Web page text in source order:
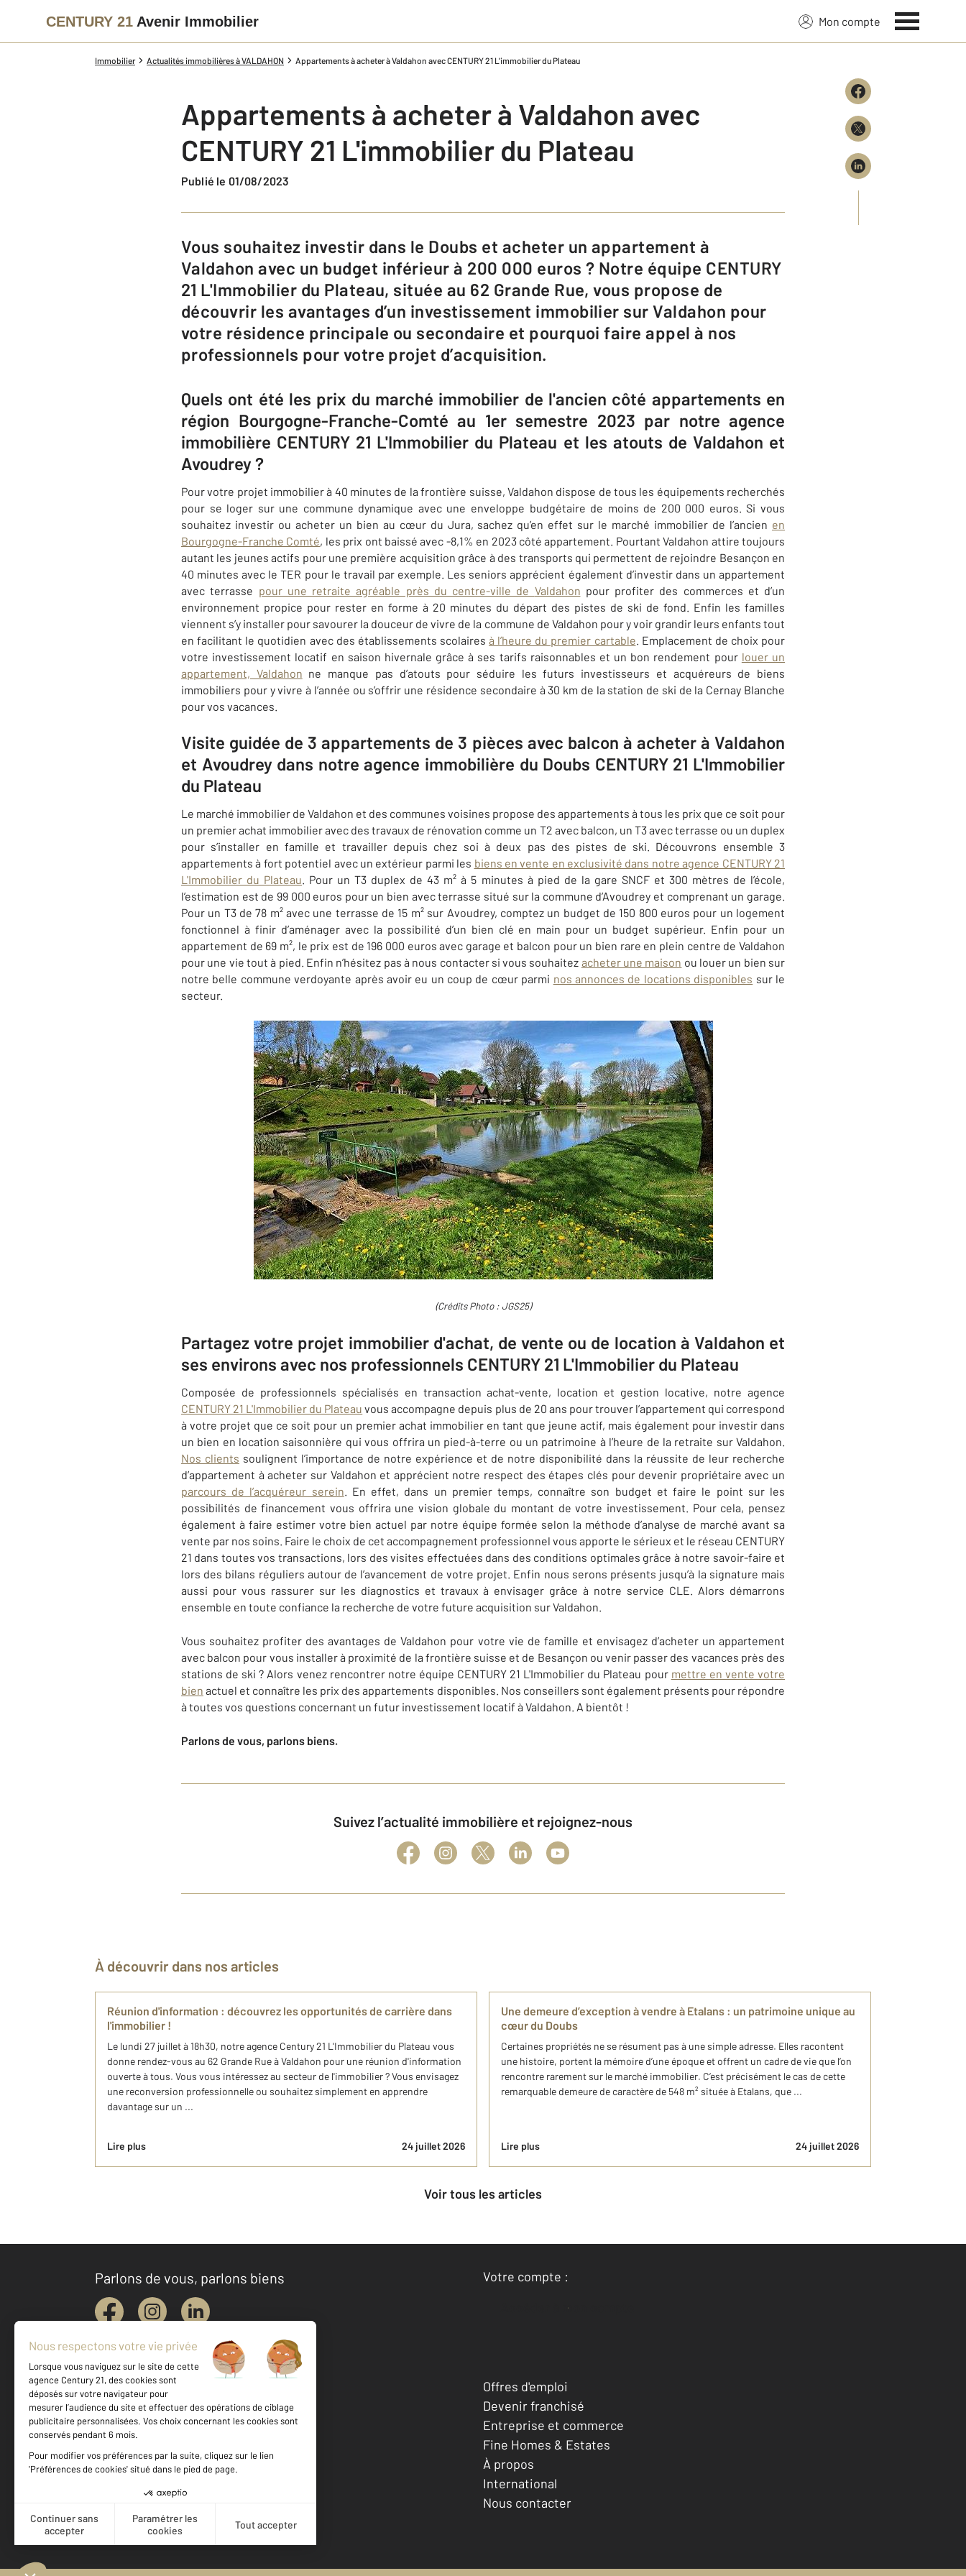
CENTURY 21 Avenir Immobilier Mon compte
Immobilier Actualités immobilières à VALDAHON Appartements à acheter à Valdahon avec CENTURY 21 L'immobilier du Plateau
Appartements à acheter à Valdahon avec
CENTURY 21 L'immobilier du Plateau
Publié le 01/08/2023
Vous souhaitez investir dans le Doubs et acheter un appartement à
Valdahon avec un budget inférieur à 200 000 euros ? Notre équipe CENTURY
21 L'Immobilier du Plateau, située au 62 Grande Rue, vous propose de
découvrir les avantages d’un investissement immobilier sur Valdahon pour
votre résidence principale ou secondaire et pourquoi faire appel à nos
professionnels pour votre projet d’acquisition.
Quels ont été les prix du marché immobilier de l'ancien côté appartements en
région Bourgogne-Franche-Comté au 1er semestre 2023 par notre agence
immobilière CENTURY 21 L'Immobilier du Plateau et les atouts de Valdahon et
Avoudrey ?
Pour votre projet immobilier à 40 minutes de la frontière suisse, Valdahon dispose de tous les équipements recherchés
pour se loger sur une commune dynamique avec une enveloppe budgétaire de moins de 200 000 euros. Si vous
souhaitez investir ou acheter un bien au cœur du Jura, sachez qu’en effet sur le marché immobilier de l’ancien en
Bourgogne-Franche Comté, les prix ont baissé avec -8,1% en 2023 côté appartement. PourtantValdahon attire toujours
autant les jeunes actifs pour une première acquisition grâce à des transports qui permettent de rejoindre Besançon en
40 minutes avec le TER pour le travail par exemple. Les seniors apprécient également d’investir dans un appartement
avec terrasse pour une retraite agréable près du centre-ville de Valdahon pour profiter des commerces et d’un
environnement propice pour rester en forme à 20 minutes du départ des pistes de ski de fond. Enfin les familles
viennent s’y installer pour savourer la douceur de vivre de la commune de Valdahon pour y voir grandir leurs enfants tout
en facilitant le quotidien avec des établissements scolaires à l’heure du premier cartable. Emplacement de choix pour
votre investissement locatif en saison hivernale grâce à ses tarifs raisonnables et un bon rendement pour louer un
appartement, Valdahon ne manque pas d’atouts pour séduire les futurs investisseurs et acquéreurs de biens
immobiliers pour y vivre à l’année ou s’offrir une résidence secondaire à 30 km de la station de ski de la Cernay Blanche
pour vos vacances.
Visite guidée de 3 appartements de 3 pièces avec balcon à acheter à Valdahon
et Avoudrey dans notre agence immobilière du Doubs CENTURY 21 L'Immobilier
du Plateau
Le marché immobilier de Valdahon et des communes voisines propose des appartements à tous les prix que ce soit pour
un premier achat immobilier avec des travaux de rénovation comme un T2 avec balcon, un T3 avec terrasse ou un duplex
pour s’installer en famille et travailler depuis chez soi à deux pas des pistes de ski. Découvrons ensemble 3
appartements à fort potentiel avec un extérieur parmi les biens en vente en exclusivité dans notre agence CENTURY 21
L'Immobilier du Plateau. Pour un T3 duplex de 43 m² à 5 minutes à pied de la gare SNCF et 300 mètres de l’école,
l’estimation est de 99 000 euros pour un bien avec terrasse situé sur la commune d’Avoudrey et comprenant un garage.
Pour un T3 de 78 m² avec une terrasse de 15 m² sur Avoudrey, comptez un budget de 150 800 euros pour un logement
fonctionnel à finir d’aménager avec la possibilité d’un bien clé en main pour un budget supérieur. Enfin pour un
appartement de 69 m², le prix est de 196 000 euros avec garage et balcon pour un bien rare en plein centre de Valdahon
pour une vie tout à pied. Enfin n’hésitez pas à nous contacter si vous souhaitez acheter une maison ou louer un bien sur
notre belle commune verdoyante après avoir eu un coup de cœur parmi nos annonces de locations disponibles sur le
secteur.
(Crédits Photo : JGS25)
Partagez votre projet immobilier d'achat, de vente ou de location à Valdahon et
ses environs avec nos professionnels CENTURY 21 L'Immobilier du Plateau
Composée de professionnels spécialisés en transaction achat-vente, location et gestion locative, notre agence
CENTURY 21 L'Immobilier du Plateau vous accompagne depuis plus de 20 ans pour trouver l’appartement qui correspond
à votre projet que ce soit pour un premier achat immobilier en tant que jeune actif, mais également pour investir dans
un bien en location saisonnière qui vous offrira un pied-à-terre ou un patrimoine à l’heure de la retraite sur Valdahon.
Nos clients soulignent l’importance de notre expérience et de notre disponibilité dans la réussite de leur recherche
d’appartement à acheter sur Valdahon et apprécient notre respect des étapes clés pour devenir propriétaire avec un
parcours de l’acquéreur serein. En effet, dans un premier temps, connaître son budget et faire le point sur les
possibilités de financement vous offrira une vision globale du montant de votre investissement. Pour cela, pensez
également à faire estimer votre bien actuel par notre équipe formée selon la méthode d’analyse de marché avant sa
vente par nos soins. Faire le choix de cet accompagnement professionnel vous apporte le sérieux et le réseau CENTURY
21 dans toutes vos transactions, lors des visites effectuées dans des conditions optimales grâce à notre savoir-faire et
lors des bilans réguliers autour de l’avancement de votre projet. Enfin nous serons présents jusqu’à la signature mais
aussi pour vous rassurer sur les diagnostics et travaux à envisager grâce à notre service CLE. Alors démarrons
ensemble en toute confiance la recherche de votre future acquisition surValdahon.
Vous souhaitez profiter des avantages deValdahon pour votre vie de famille et envisagez d’acheter un appartement
avec balcon pour vous installer à proximité de la frontière suisse et de Besançon ou venir passer des vacances près des
stations de ski ? Alors venez rencontrer notre équipe CENTURY 21 L'Immobilier du Plateau pour mettre en vente votre
bien actuel et connaître les prix des appartements disponibles. Nos conseillers sont également présents pour répondre
à toutes vos questions concernant un futur investissement locatif à Valdahon. A bientôt !
Parlons de vous, parlons biens.
Suivez l’actualité immobilière et rejoignez-nous
À découvrir dans nos articles
Réunion d'information : découvrez les opportunités de carrière dans
l'immobilier !
Le lundi 27 juillet à 18h30, notre agence Century 21 L'Immobilier du Plateau vous
donne rendez-vous au 62 Grande Rue à Valdahon pour une réunion d'information
ouverte à tous. Vous vous intéressez au secteur de l'immobilier ? Vous envisagez
une reconversion professionnelle ou souhaitez simplement en apprendre
davantage sur un ...
Lire plus 24 juillet 2026
Une demeure d’exception à vendre à Etalans : un patrimoine unique au
cœur du Doubs
Certaines propriétés ne se résument pas à une simple adresse. Elles racontent
une histoire, portent la mémoire d’une époque et offrent un cadre de vie que l’on
rencontre rarement sur le marché immobilier. C’est précisément le cas de cette
remarquable demeure de caractère de 548 m² située à Etalans, que ...
Lire plus 24 juillet 2026
Voir tous les articles
Parlons de vous, parlons biens
Votre compte :
Accéder à mon compte
Votre agence est notée
Achat
Location
Offres d'emploi
Devenir franchisé
Entreprise et commerce
Fine Homes & Estates
À propos
International
Nous contacter